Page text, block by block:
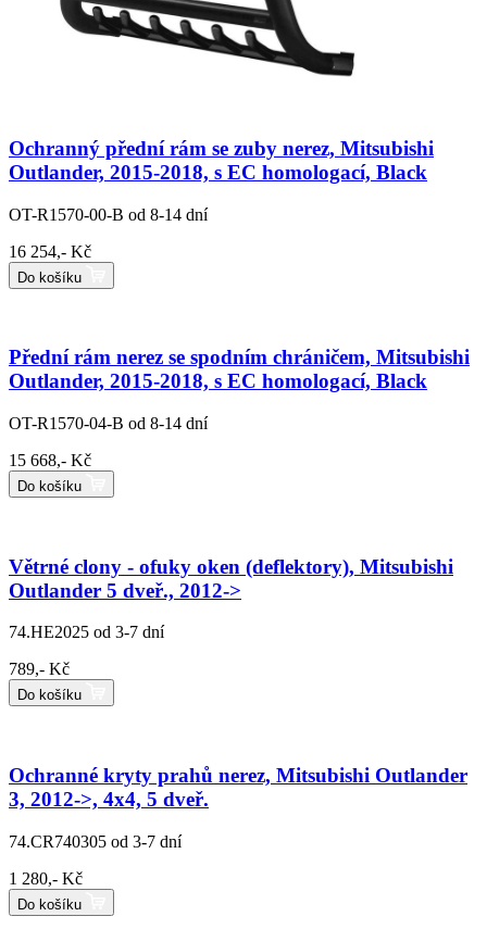
Ochranný přední rám se zuby nerez, Mitsubishi
Outlander, 2015-2018, s EC homologací, Black
OT-R1570-00-B od 8-14 dní
16 254,- Kč
Do košíku
Přední rám nerez se spodním chráničem, Mitsubishi
Outlander, 2015-2018, s EC homologací, Black
OT-R1570-04-B od 8-14 dní
15 668,- Kč
Do košíku
Větrné clony - ofuky oken (deflektory), Mitsubishi
Outlander 5 dveř., 2012->
74.HE2025 od 3-7 dní
789,- Kč
Do košíku
Ochranné kryty prahů nerez, Mitsubishi Outlander
3, 2012->, 4x4, 5 dveř.
74.CR740305 od 3-7 dní
1 280,- Kč
Do košíku